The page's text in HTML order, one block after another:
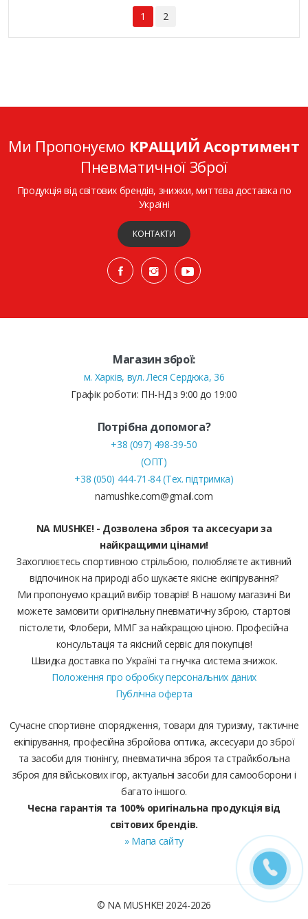
1 2
Ми Пропонуємо КРАЩИЙ Асортимент
Пневматичної Зброї
Продукція від світових брендів, знижки, миттєва доставка по
Україні
КОНТАКТИ
Магазин зброї:
м. Харків, вул. Леся Сердюка, 36
Графік роботи: ПН-НД з 9:00 до 19:00
Потрібна допомога?
+38 (097) 498-39-50
(ОПТ)
+38 (050) 444-71-84 (Тех. підтримка)
namushke.com@gmail.com
NA MUSHKE! - Дозволена зброя та аксесуари за
найкращими цінами!
Захоплюєтесь спортивною стрільбою, полюбляєте активний
відпочинок на природі або шукаєте якісне екіпірування?
Ми пропонуємо кращий вибір товарів! В нашому магазині Ви
можете замовити оригінальну пневматичну зброю, стартові
пістолети, Флобери, ММГ за найкращою ціною. Професійна
консультація та якісний сервіс для покупців!
Швидка доставка по Україні та гнучка система знижок.
Положення про обробку персональних даних
Публічна оферта
Сучасне спортивне спорядження, товари для туризму, тактичне
екіпірування, професійна збройова оптика, аксесуари до зброї
та засоби для тюнінгу, пневматична зброя та страйкбольна
зброя для військових ігор, актуальні засоби для самооборони і
багато іншого.
Чесна гарантія та 100% оригінальна продукція від
світових брендів.
» Мапа сайту
© NA MUSHKE! 2024-2026